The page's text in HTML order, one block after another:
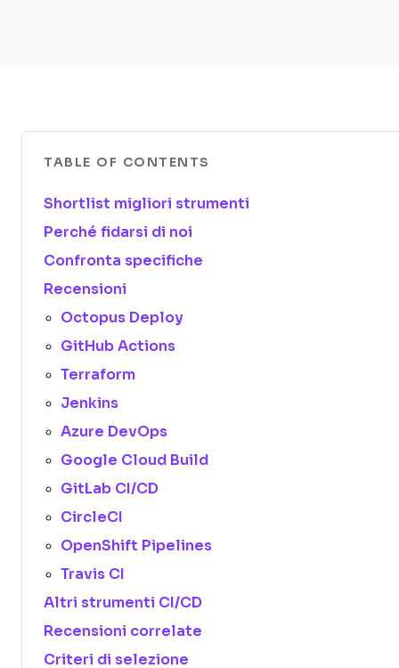
TABLE OF CONTENTS
Shortlist migliori strumenti
Perché fidarsi di noi
Confronta specifiche
Recensioni
Octopus Deploy
GitHub Actions
Terraform
Jenkins
Azure DevOps
Google Cloud Build
GitLab CI/CD
CircleCI
OpenShift Pipelines
Travis CI
Altri strumenti CI/CD
Recensioni correlate
Criteri di selezione